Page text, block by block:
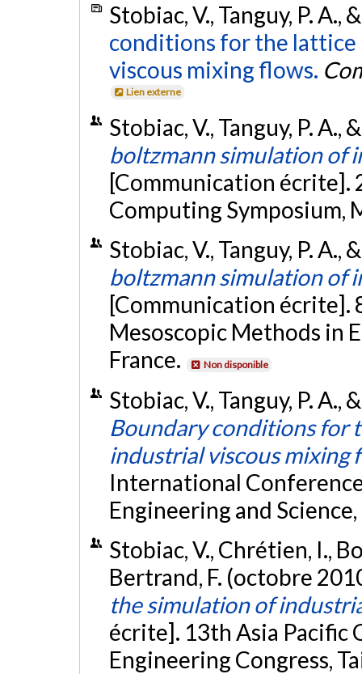
Stobiac, V., Tanguy, P. A.,
conditions for the lattice
viscous mixing flows.
Lien externe
Stobiac, V., Tanguy, P.
boltzmann simulation of
[Communication écrite].
Computing Symposium,
Stobiac, V., Tanguy, P.
boltzmann simulation of
[Communication
Mesoscopic Methods in
France.
Non disponible
Stobiac, V., Tanguy, P.
Boundary conditions for
industrial viscous mixing
International
Engineering and
Stobiac, V., Chrétien, I.,
Bertrand, F. (octobre
the simulation of
écrite]. 13th Asia Pacific
Engineering Congress,